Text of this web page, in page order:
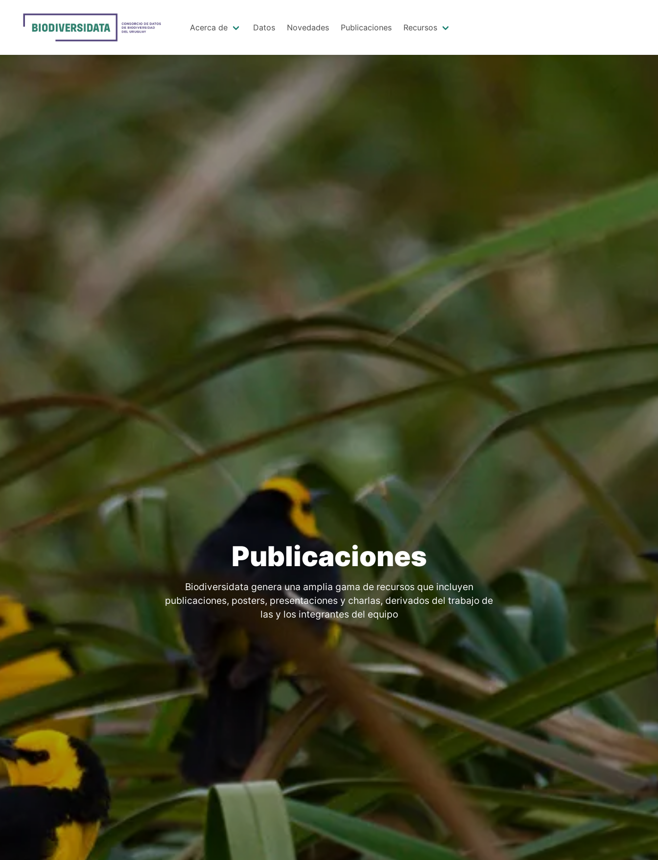
Acerca de Datos Novedades Publicaciones Recursos
Publicaciones
Biodiversidata genera una amplia gama de recursos que incluyen
publicaciones, posters, presentaciones y charlas, derivados del trabajo de
las y los integrantes del equipo